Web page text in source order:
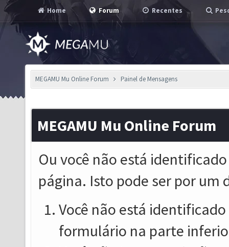
Home Forum Recentes
MEGAMU Mu Online Forum Painel de Mensagens
MEGAMU Mu Online Forum
Ou você não está
página. Isto pode ser por um
Você não está
formulário na parte